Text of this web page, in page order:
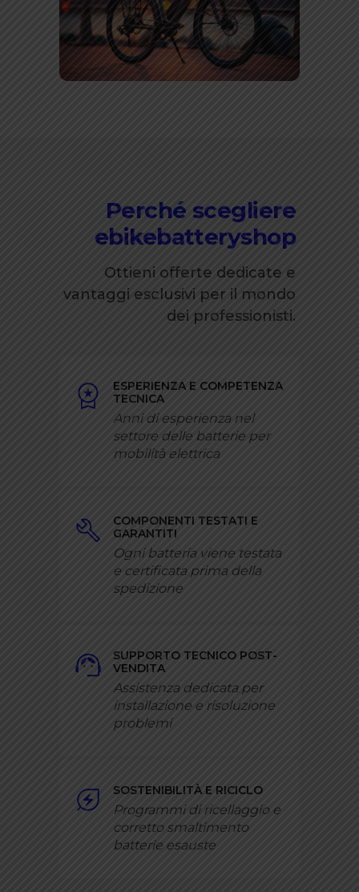
Perché scegliere
ebikebatteryshop
Ottieni offerte dedicate e
vantaggi esclusivi per il mondo
dei professionisti.
ESPERIENZA E COMPETENZA
TECNICA
Anni di esperienza nel
settore delle batterie per
mobilità elettrica
COMPONENTI TESTATI E
GARANTITI
Ogni batteria viene testata
e certificata prima della
spedizione
SUPPORTO TECNICO POST-
VENDITA
Assistenza dedicata per
installazione e risoluzione
problemi
SOSTENIBILITÀ E RICICLO
Programmi di ricellaggio e
corretto smaltimento
batterie esauste